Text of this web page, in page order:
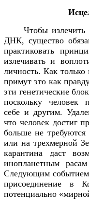
Чтобы излечить
ДНК, существо
практиковать
излечивать и
личность. Как
примут это как
эти генетические
поскольку человек
себе и другим.
что человек достиг
больше не
или на трехмерной
карантина даст
инопланетным
Следующим событием
присоединение в
потенциально